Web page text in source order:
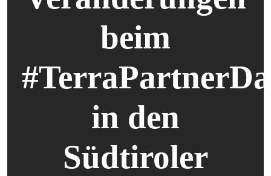
beim
in den
Südtiroler